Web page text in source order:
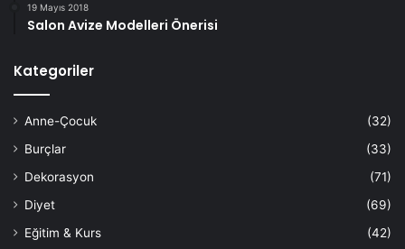
19 Mayıs 2018
Salon Avize Modelleri Önerisi
Kategoriler
Anne-Çocuk
(32)
Burçlar
(33)
Dekorasyon
(71)
Diyet
(69)
Eğitim & Kurs
(42)